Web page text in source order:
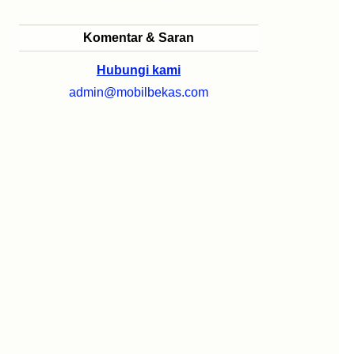
Komentar & Saran
Hubungi kami
admin@mobilbekas.com